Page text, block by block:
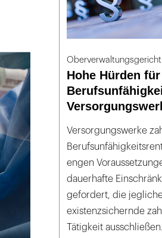
Hohe Hürden für
Versorgungswerke
engen
dauerhafte
gefordert, die
existenzsichernde
Tätigkeit ausschließen.